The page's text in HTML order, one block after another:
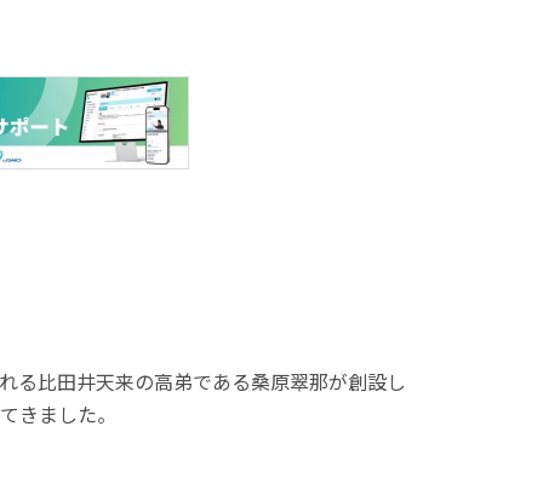
る比田井天来の高弟である桑原翠那が創設し
きました。